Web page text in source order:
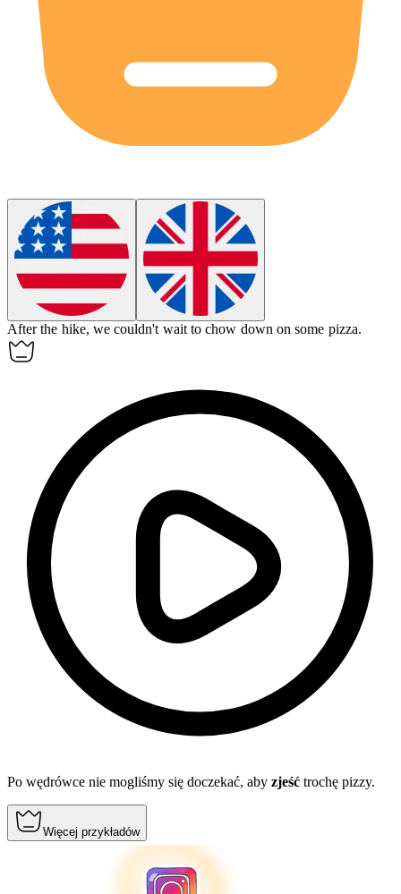
After the hike, we couldn't wait tochow down on some pizza.
Po wędrówce nie mogliśmy się doczekać, aby zjeść trochę pizzy.
Więcej przykładów